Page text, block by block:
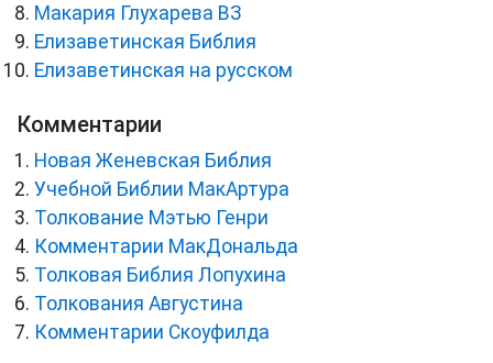
Макария Глухарева ВЗ
Елизаветинская Библия
Елизаветинская на русском
Комментарии
Новая Женевская Библия
Учебной Библии МакАртура
Толкование Мэтью Генри
Комментарии МакДональда
Толковая Библия Лопухина
Толкования Августина
Комментарии Скоуфилда